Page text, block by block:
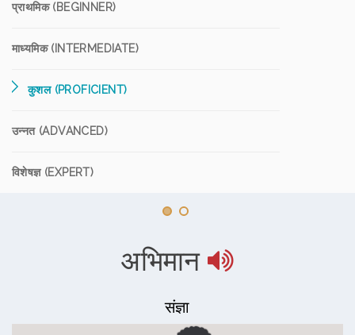
प्राथमिक (BEGINNER)
माध्यमिक (INTERMEDIATE)
कुशल (PROFICIENT)
उन्नत (ADVANCED)
विशेषज्ञ (EXPERT)
अभिमान
संज्ञा